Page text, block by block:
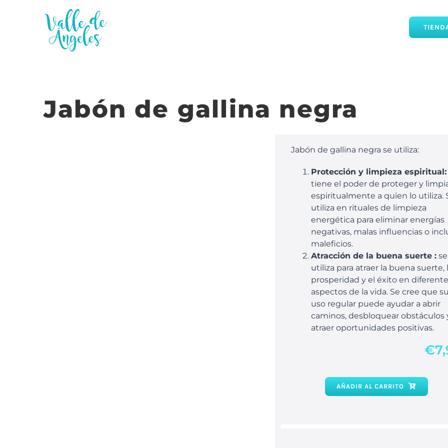
Jabón de gallina negra
Jabón de gallina negra se utiliza:
Protección y limpieza espiritual:
tiene el poder de proteger y
espiritualmente a quien lo utiliza.
utiliza en rituales de limpieza
energética para eliminar energías
negativas, malas influencias o
maleficios.
Atracción de la buena suerte :se
utiliza para atraer la buena suerte,
prosperidad y el éxito en
aspectos de la vida. Se cree que su
uso regular puede ayudar a abrir
caminos, desbloquear obstáculos
atraer oportunidades positivas.
€
AÑADIR AL CARRITO